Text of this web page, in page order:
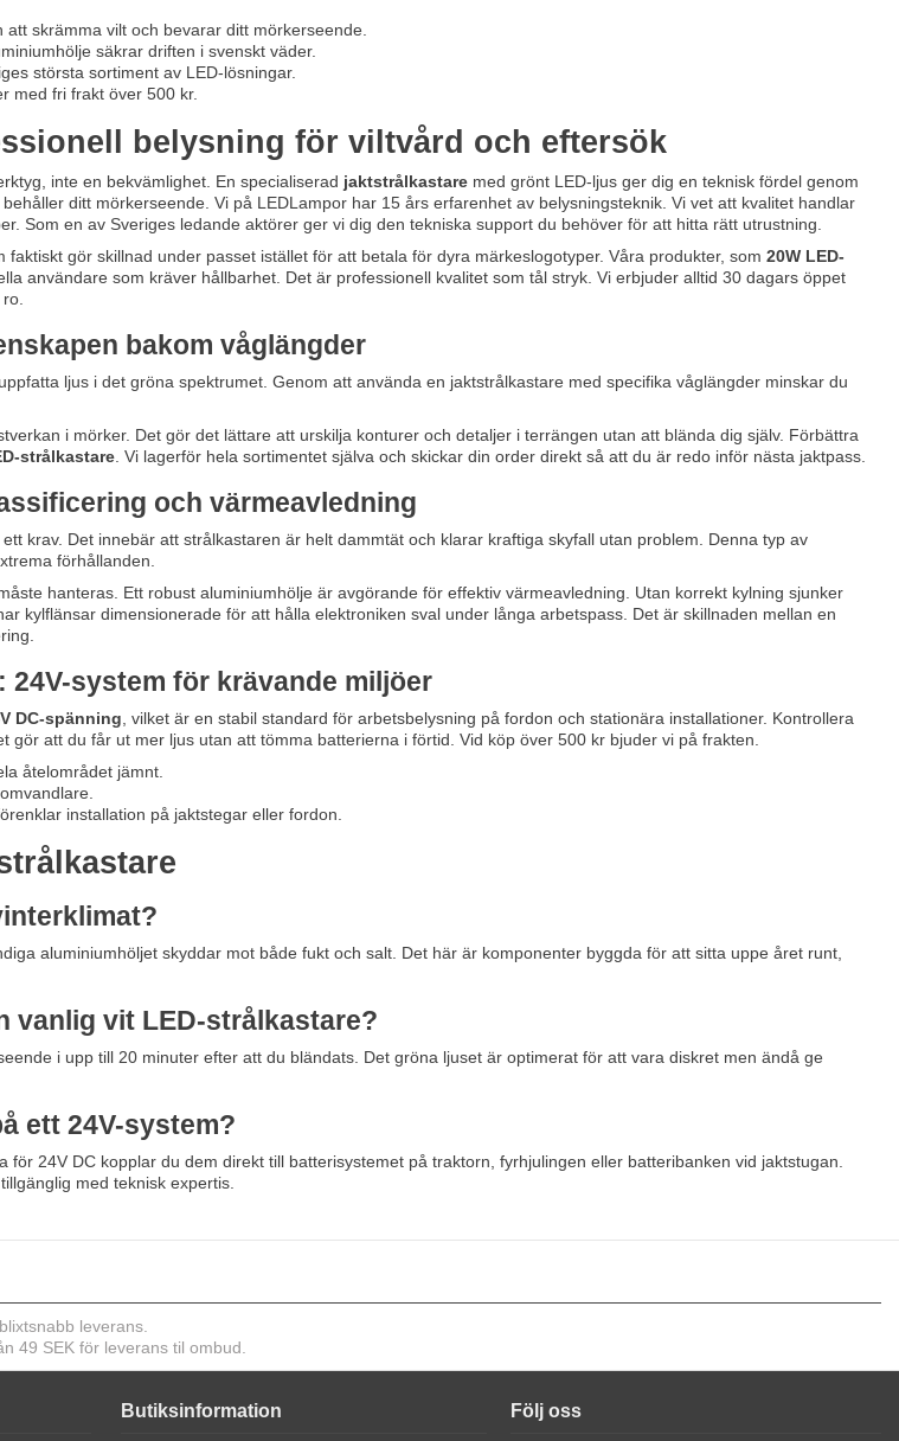
att skrämma vilt och bevarar ditt mörkerseende.
säkrar driften i svenskt väder.
största sortiment av LED-lösningar.
med fri frakt över 500 kr.
belysning för viltvård och eftersök
inte en bekvämlighet. En specialiserad jaktstrålkastaremed grönt LED-ljus ger dig en teknisk fördel genom
ditt mörkerseende. Vi på LEDLampor har 15 års erfarenhet av belysningsteknik. Vi vet att kvalitet handlar
Som en av Sveriges ledande aktörer ger vi dig den tekniska support du behöver för att hitta rätt utrustning.
gör skillnad under passet istället för att betala för dyra märkeslogotyper. Våra produkter, som 20W LED-
användare som kräver hållbarhet. Det är professionell kvalitet som tål stryk. Vi erbjuder alltid 30 dagars öppet
bakom våglängder
ljus i det gröna spektrumet. Genom att använda en jaktstrålkastare med specifika våglängder minskar du
i mörker. Det gör det lättare att urskilja konturer och detaljer i terrängen utan att blända dig själv. Förbättra
strålkastare. Vi lagerför hela sortimentet själva och skickar din order direkt så att du är redo inför nästa jaktpass.
och värmeavledning
ett krav. Det innebär att strålkastaren är helt dammtät och klarar kraftiga skyfall utan problem. Denna typ av
förhållanden.
hanteras. Ett robust aluminiumhölje är avgörande för effektiv värmeavledning. Utan korrekt kylning sjunker
kylflänsar dimensionerade för att hålla elektroniken sval under långa arbetspass. Det är skillnaden mellan en
system för krävande miljöer
DC-spänning, vilket är en stabil standard för arbetsbelysning på fordon och stationära installationer. Kontrollera
gör att du får ut mer ljus utan att tömma batterierna i förtid. Vid köp över 500 kr bjuder vi på frakten.
åtelområdet jämnt.
installation på jaktstegar eller fordon.
aluminiumhöljet skyddar mot både fukt och salt. Det här är komponenter byggda för att sitta uppe året runt,
vanlig vit LED-strålkastare?
i upp till 20 minuter efter att du bländats. Det gröna ljuset är optimerat för att vara diskret men ändå ge
ett 24V-system?
för 24V DC kopplar du dem direkt till batterisystemet på traktorn, fyrhjulingen eller batteribanken vid jaktstugan.
med teknisk expertis.
leverans.
49 SEK för leverans til ombud.
Butiksinformation Följ oss